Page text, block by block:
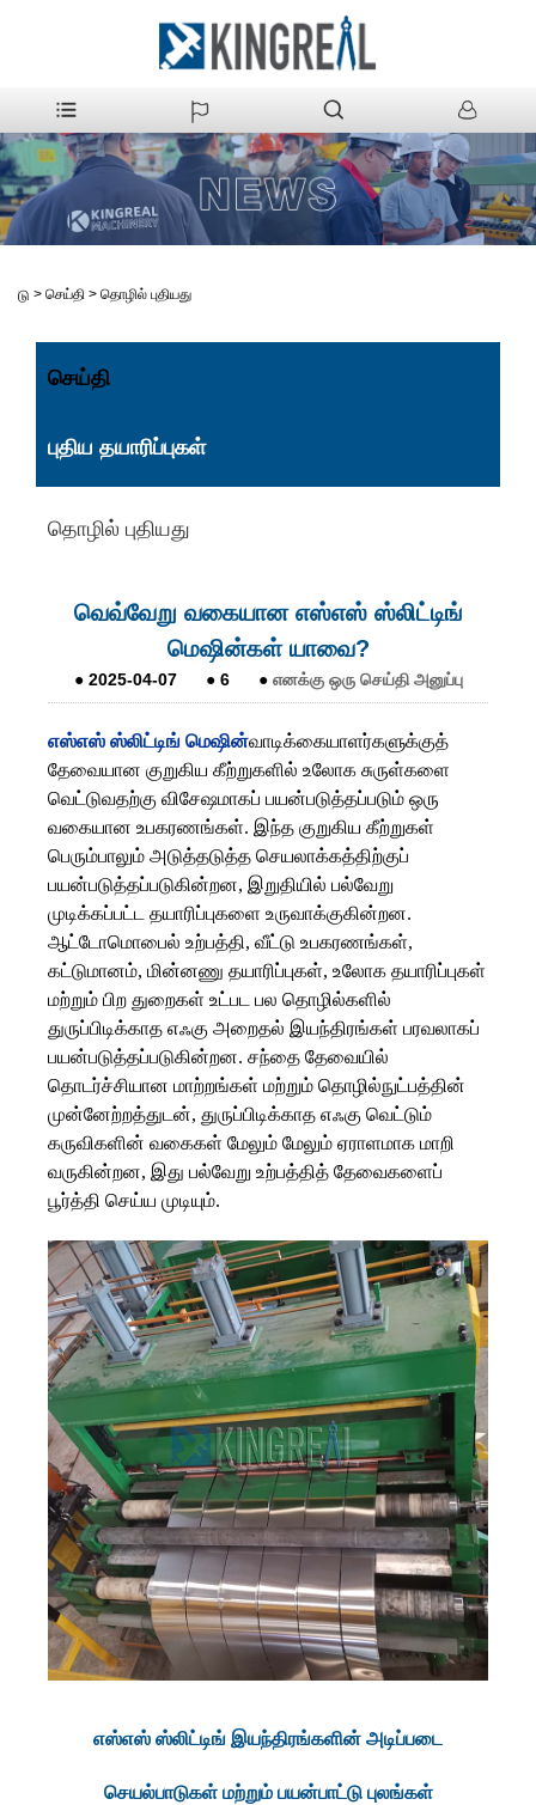
வீடு > செய்தி > தொழில் புதியது
செய்தி
புதிய தயாரிப்புகள்
தொழில் புதியது
வெவ்வேறு வகையான எஸ்எஸ் ஸ்லிட்டிங்
மெஷின்கள் யாவை?
● 2025-04-07 ● 6 ● எனக்கு ஒரு செய்தி அனுப்பு
எஸ்எஸ் ஸ்லிட்டிங் மெஷின்வாடிக்கையாளர்களுக்குத்
தேவையான குறுகிய கீற்றுகளில் உலோக சுருள்களை
வெட்டுவதற்கு விசேஷமாகப் பயன்படுத்தப்படும் ஒரு
வகையான உபகரணங்கள். இந்த குறுகிய கீற்றுகள்
பெரும்பாலும் அடுத்தடுத்த செயலாக்கத்திற்குப்
பயன்படுத்தப்படுகின்றன, இறுதியில் பல்வேறு
முடிக்கப்பட்ட தயாரிப்புகளை உருவாக்குகின்றன.
ஆட்டோமொபைல் உற்பத்தி, வீட்டு உபகரணங்கள்,
கட்டுமானம், மின்னணு தயாரிப்புகள், உலோக தயாரிப்புகள்
மற்றும் பிற துறைகள் உட்பட பல தொழில்களில்
துருப்பிடிக்காத எஃகு அறைதல் இயந்திரங்கள் பரவலாகப்
பயன்படுத்தப்படுகின்றன. சந்தை தேவையில்
தொடர்ச்சியான மாற்றங்கள் மற்றும் தொழில்நுட்பத்தின்
முன்னேற்றத்துடன், துருப்பிடிக்காத எஃகு வெட்டும்
கருவிகளின் வகைகள் மேலும் மேலும் ஏராளமாக மாறி
வருகின்றன, இது பல்வேறு உற்பத்தித் தேவைகளைப்
பூர்த்தி செய்ய முடியும்.
எஸ்எஸ் ஸ்லிட்டிங் இயந்திரங்களின் அடிப்படை
செயல்பாடுகள் மற்றும் பயன்பாட்டு புலங்கள்